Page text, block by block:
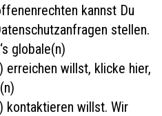
kannst Du
stellen.
globale(n)
erreichen willst, klicke hier,
kontaktieren willst. Wir